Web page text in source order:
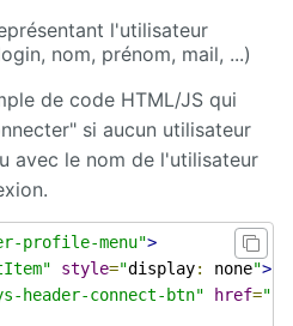
l'utilisateur
nom, prénom, mail, ...)
de code HTML/JS qui
si aucun utilisateur
avec le nom de l'utilisateur
profile-menu">
style="display: none">
header-connect-btn" href=